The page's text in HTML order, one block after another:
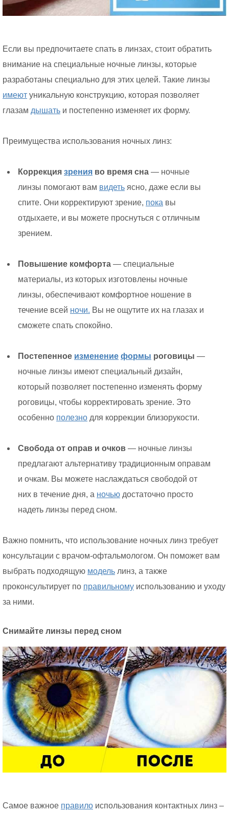
Если вы предпочитаете спать в линзах, стоит обратить
внимание на специальные ночные линзы, которые
разработаны специально для этих целей. Такие линзы
имеют уникальную конструкцию, которая позволяет
глазам дышать и постепенно изменяет их форму.
Преимущества использования ночных линз:
Коррекция зрения во время сна — ночные
линзы помогают вам видеть ясно, даже если вы
спите. Они корректируют зрение, пока вы
отдыхаете, и вы можете проснуться с отличным
зрением.
Повышение комфорта — специальные
материалы, из которых изготовлены ночные
линзы, обеспечивают комфортное ношение в
течение всей ночи. Вы не ощутите их на глазах и
сможете спать спокойно.
Постепенное изменение формы роговицы —
ночные линзы имеют специальный дизайн,
который позволяет постепенно изменять форму
роговицы, чтобы корректировать зрение. Это
особенно полезно для коррекции близорукости.
Свобода от оправ и очков — ночные линзы
предлагают альтернативу традиционным оправам
и очкам. Вы можете наслаждаться свободой от
них в течение дня, а ночью достаточно просто
надеть линзы перед сном.
Важно помнить, что использование ночных линз требует
консультации с врачом-офтальмологом. Он поможет вам
выбрать подходящую модель линз, а также
проконсультирует по правильному использованию и уходу
за ними.
Снимайте линзы перед сном
Самое важное правило использования контактных линз –